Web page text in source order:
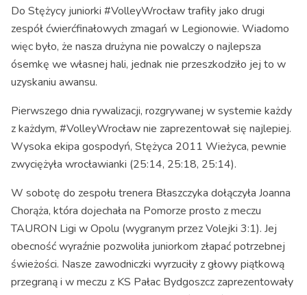
Do Stężycy juniorki #VolleyWrocław trafiły jako drugi
zespół ćwierćfinałowych zmagań w Legionowie. Wiadomo
więc było, że nasza drużyna nie powalczy o najlepsza
ósemkę we własnej hali, jednak nie przeszkodziło jej to w
uzyskaniu awansu.
Pierwszego dnia rywalizacji, rozgrywanej w systemie każdy
z każdym, #VolleyWrocław nie zaprezentował się najlepiej.
Wysoka ekipa gospodyń, Stężyca 2011 Wieżyca, pewnie
zwyciężyła wrocławianki (25:14, 25:18, 25:14).
W sobotę do zespołu trenera Błaszczyka dołączyła Joanna
Chorąża, która dojechała na Pomorze prosto z meczu
TAURON Ligi w Opolu (wygranym przez Volejki 3:1). Jej
obecność wyraźnie pozwoliła juniorkom złapać potrzebnej
świeżości. Nasze zawodniczki wyrzuciły z głowy piątkową
przegraną i w meczu z KS Pałac Bydgoszcz zaprezentowały